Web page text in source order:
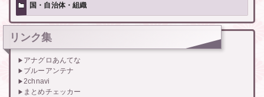
国・自治体・組織
リンク集
アナグロあんてな
ブルーアンテナ
2chnavi
まとめチェッカー